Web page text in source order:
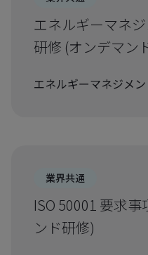
エネルギーマネ
研修 (オンデマン
エネルギーマネジメン
業界共通
ISO 50001 要求
ンド研修)